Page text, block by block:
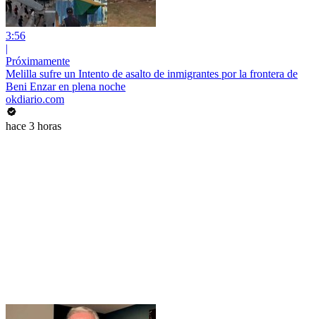
3:56
|
Próximamente
Melilla sufre un Intento de asalto de inmigrantes por la frontera de
Beni Enzar en plena noche
okdiario.com
hace 3 horas